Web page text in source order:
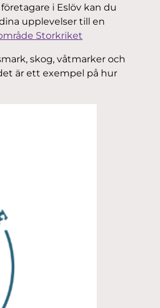
i Eslöv kan du
upplevelser till en
Storkriket
skog, våtmarker och
är ett exempel på hur